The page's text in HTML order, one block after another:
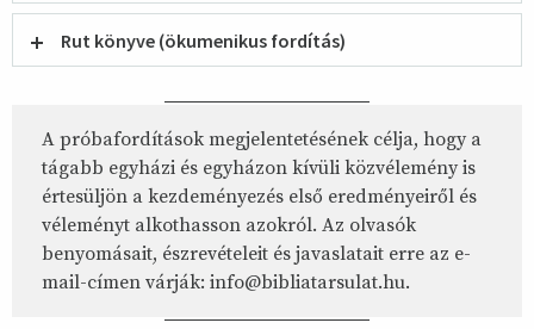
Rut könyve (ökumenikus fordítás)
A próbafordítások megjelentetésének célja, hogy a
tágabb egyházi és egyházon kívüli közvélemény is
értesüljön a kezdeményezés első eredményeiről és
véleményt alkothasson azokról. Az olvasók
benyomásait, észrevételeit és javaslatait erre az e-
mail-címen várják: info@bibliatarsulat.hu.